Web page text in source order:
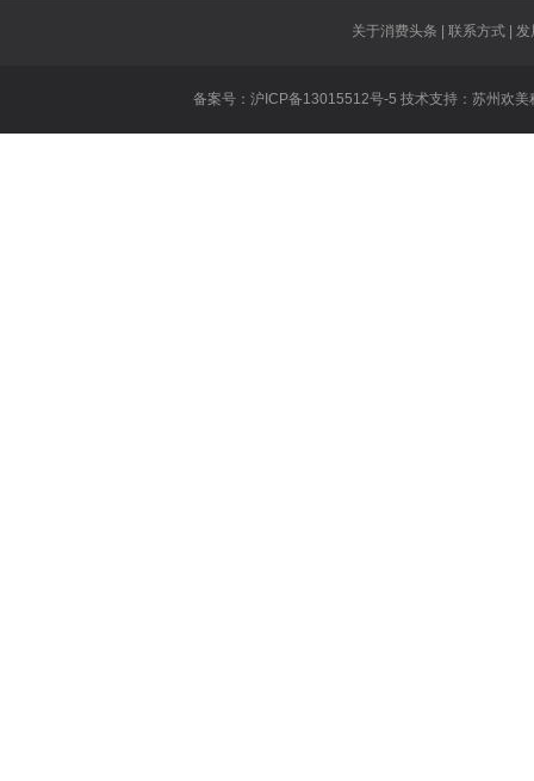
萌妹卡特琳
国服第一冰
关于消费头条 | 联系方式 |
备案号：沪ICP备13015512号-5 技术支持： 苏州欢美